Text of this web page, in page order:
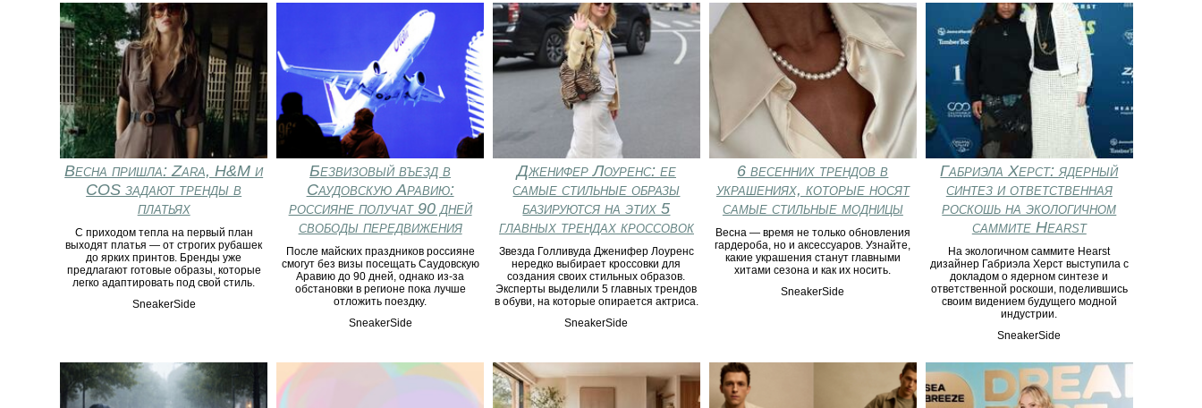
Весна пришла: Zara, H&M и
COS задают тренды в
платьях
С приходом тепла на первый план
выходят платья — от строгих рубашек
до ярких принтов. Бренды уже
предлагают готовые образы, которые
легко адаптировать под свой стиль.
SneakerSide
Безвизовый въезд в
Саудовскую Аравию:
россияне получат 90 дней
свободы передвижения
После майских праздников россияне
смогут без визы посещать Саудовскую
Аравию до 90 дней, однако из-за
обстановки в регионе пока лучше
отложить поездку.
SneakerSide
Дженифер Лоуренс: ее
самые стильные образы
базируются на этих 5
главных трендах кроссовок
Звезда Голливуда Дженифер Лоуренс
нередко выбирает кроссовки для
создания своих стильных образов.
Эксперты выделили 5 главных трендов
в обуви, на которые опирается актриса.
SneakerSide
6 весенних трендов в
украшениях, которые носят
самые стильные модницы
Весна — время не только обновления
гардероба, но и аксессуаров. Узнайте,
какие украшения станут главными
хитами сезона и как их носить.
SneakerSide
Габриэла Херст: ядерный
синтез и ответственная
роскошь на экологичном
саммите Hearst
На экологичном саммите Hearst
дизайнер Габриэла Херст выступила с
докладом о ядерном синтезе и
ответственной роскоши, поделившись
своим видением будущего модной
индустрии.
SneakerSide